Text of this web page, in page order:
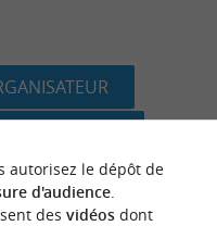
autorisez le dépôt de
d'audience.
des vidéosdont